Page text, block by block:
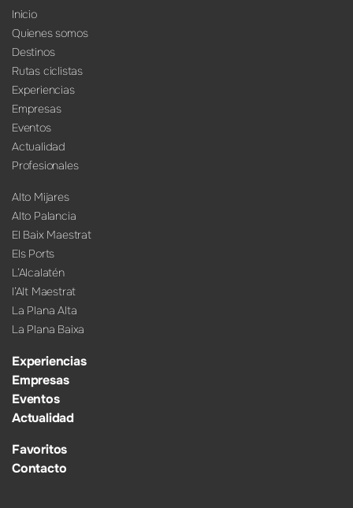
Inicio
Quienes somos
Destinos
Rutas ciclistas
Experiencias
Empresas
Eventos
Actualidad
Profesionales
Alto Mijares
Alto Palancia
El Baix Maestrat
Els Ports
L’Alcalatén
l’Alt Maestrat
La Plana Alta
La Plana Baixa
Experiencias
Empresas
Eventos
Actualidad
Favoritos
Contacto